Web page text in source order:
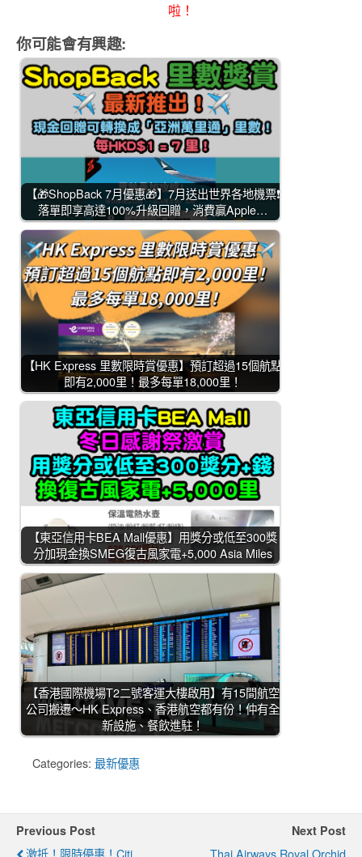
啦！
你可能會有興趣:
【🎁ShopBack 7月優惠🎁】7月送出世界各地機票❗
落單即享高達100%升級回贈，消費贏Apple…
【HK Express 里數限時賞優惠】預訂超過15個航點
即有2,000里！最多每單18,000里！
【東亞信用卡BEA Mall優惠】用獎分或低至300獎
分加現金換SMEG復古風家電+5,000 Asia Miles
【香港國際機場T2二號客運大樓啟用】有15間航空
公司搬遷～HK Express、香港航空都有份！仲有全
新設施、餐飲進駐！
Categories: 最新優惠
Previous Post Next Post